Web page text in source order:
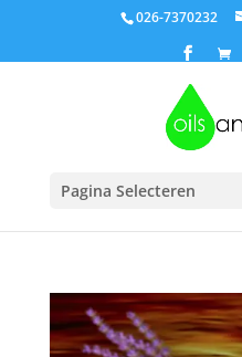
026-7370232
Pagina Selecteren